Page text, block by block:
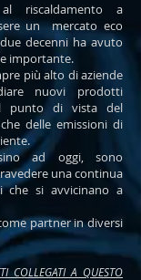
riscaldamento a
un mercato eco
decenni ha avuto
importante.
più alto di aziende
nuovi prodotti
punto di vista del
delle emissioni di
ad oggi, sono
una continua
che si avvicinano a
partner in diversi
COLLEGATI A QUESTO